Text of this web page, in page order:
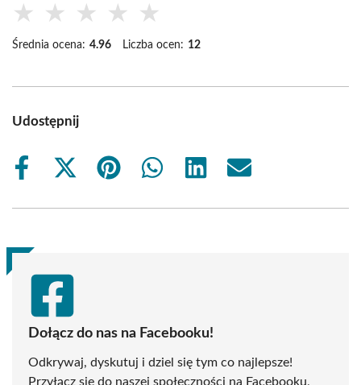
★ ★ ★ ★ ★
Średnia ocena: 4.96 Liczba ocen: 12
Udostępnij
Share
Share
(Twitter)
Share
Share
Share
Share
Dołącz do nas na Facebooku!
Odkrywaj, dyskutuj i dziel się tym co najlepsze!
Przyłącz się do naszej społeczności na Facebooku,